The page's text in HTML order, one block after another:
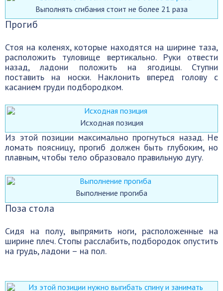
Выполнять сгибания стоит не более 21 раза
Прогиб
Стоя на коленях, которые находятся на ширине таза,
расположить туловище вертикально. Руки отвести
назад, ладони положить на ягодицы. Ступни
поставить на носки. Наклонить вперед голову с
касанием груди подбородком.
Исходная позиция
Из этой позиции максимально прогнуться назад. Не
ломать поясницу, прогиб должен быть глубоким, но
плавным, чтобы тело образовало правильную дугу.
Выполнение прогиба
Поза стола
Сидя на полу, выпрямить ноги, расположенные на
ширине плеч. Стопы расслабить, подбородок опустить
на грудь, ладони – на пол.